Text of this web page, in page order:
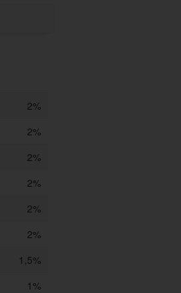
2%
2%
2%
2%
2%
2%
1,5%
1%